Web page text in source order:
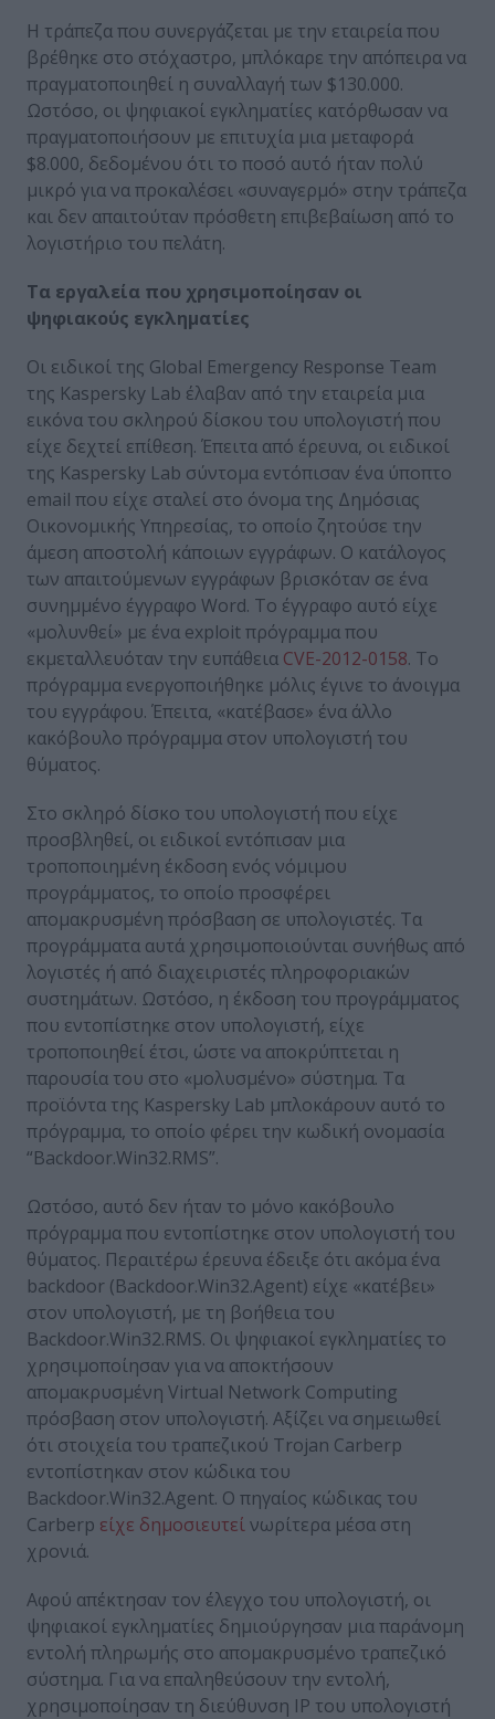
Η τράπεζα που συνεργάζεται με την εταιρεία που
βρέθηκε στο στόχαστρο, μπλόκαρε την απόπειρα να
πραγματοποιηθεί η συναλλαγή των $130.000.
Ωστόσο, οι ψηφιακοί εγκληματίες κατόρθωσαν να
πραγματοποιήσουν με επιτυχία μια μεταφορά
$8.000, δεδομένου ότι το ποσό αυτό ήταν πολύ
μικρό για να προκαλέσει «συναγερμό» στην τράπεζα
και δεν απαιτούταν πρόσθετη επιβεβαίωση από το
λογιστήριο του πελάτη.
Τα εργαλεία που χρησιμοποίησαν οι
ψηφιακούς εγκληματίες
Οι ειδικοί της Global Emergency Response Team
της Kaspersky Lab έλαβαν από την εταιρεία μια
εικόνα του σκληρού δίσκου του υπολογιστή που
είχε δεχτεί επίθεση. Έπειτα από έρευνα, οι ειδικοί
της Kaspersky Lab σύντομα εντόπισαν ένα ύποπτο
email που είχε σταλεί στο όνομα της Δημόσιας
Οικονομικής Υπηρεσίας, το οποίο ζητούσε την
άμεση αποστολή κάποιων εγγράφων. Ο κατάλογος
των απαιτούμενων εγγράφων βρισκόταν σε ένα
συνημμένο έγγραφο Word. Το έγγραφο αυτό είχε
«μολυνθεί» με ένα exploit πρόγραμμα που
εκμεταλλευόταν την ευπάθεια CVE-2012-0158. Το
πρόγραμμα ενεργοποιήθηκε μόλις έγινε το άνοιγμα
του εγγράφου. Έπειτα, «κατέβασε» ένα άλλο
κακόβουλο πρόγραμμα στον υπολογιστή του
θύματος.
Στο σκληρό δίσκο του υπολογιστή που είχε
προσβληθεί, οι ειδικοί εντόπισαν μια
τροποποιημένη έκδοση ενός νόμιμου
προγράμματος, το οποίο προσφέρει
απομακρυσμένη πρόσβαση σε υπολογιστές. Τα
προγράμματα αυτά χρησιμοποιούνται συνήθως από
λογιστές ή από διαχειριστές πληροφοριακών
συστημάτων. Ωστόσο, η έκδοση του προγράμματος
που εντοπίστηκε στον υπολογιστή, είχε
τροποποιηθεί έτσι, ώστε να αποκρύπτεται η
παρουσία του στο «μολυσμένο» σύστημα. Τα
προϊόντα της Kaspersky Lab μπλοκάρουν αυτό το
πρόγραμμα, το οποίο φέρει την κωδική ονομασία
“Backdoor.Win32.RMS”.
Ωστόσο, αυτό δεν ήταν το μόνο κακόβουλο
πρόγραμμα που εντοπίστηκε στον υπολογιστή του
θύματος. Περαιτέρω έρευνα έδειξε ότι ακόμα ένα
backdoor (Backdoor.Win32.Agent) είχε «κατέβει»
στον υπολογιστή, με τη βοήθεια του
Backdoor.Win32.RMS. Οι ψηφιακοί εγκληματίες το
χρησιμοποίησαν για να αποκτήσουν
απομακρυσμένη Virtual Network Computing
πρόσβαση στον υπολογιστή. Αξίζει να σημειωθεί
ότι στοιχεία του τραπεζικού Trojan Carberp
εντοπίστηκαν στον κώδικα του
Backdoor.Win32.Agent. Ο πηγαίος κώδικας του
Carberp είχε δημοσιευτείνωρίτερα μέσα στη
χρονιά.
Αφού απέκτησαν τον έλεγχο του υπολογιστή, οι
ψηφιακοί εγκληματίες δημιούργησαν μια παράνομη
εντολή πληρωμής στο απομακρυσμένο τραπεζικό
σύστημα. Για να επαληθεύσουν την εντολή,
χρησιμοποίησαν τη διεύθυνση IP του υπολογιστή